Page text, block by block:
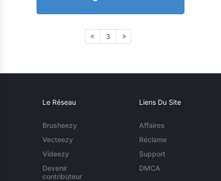
3
Le Réseau
Brusheezy
Vecteezy
Videezy
Devenir
contributeur
Liens Du Site
Affaires
Réclame
Support
DMCA